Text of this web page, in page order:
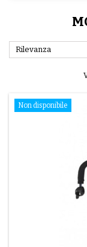
Rilevanza
Non disponibile